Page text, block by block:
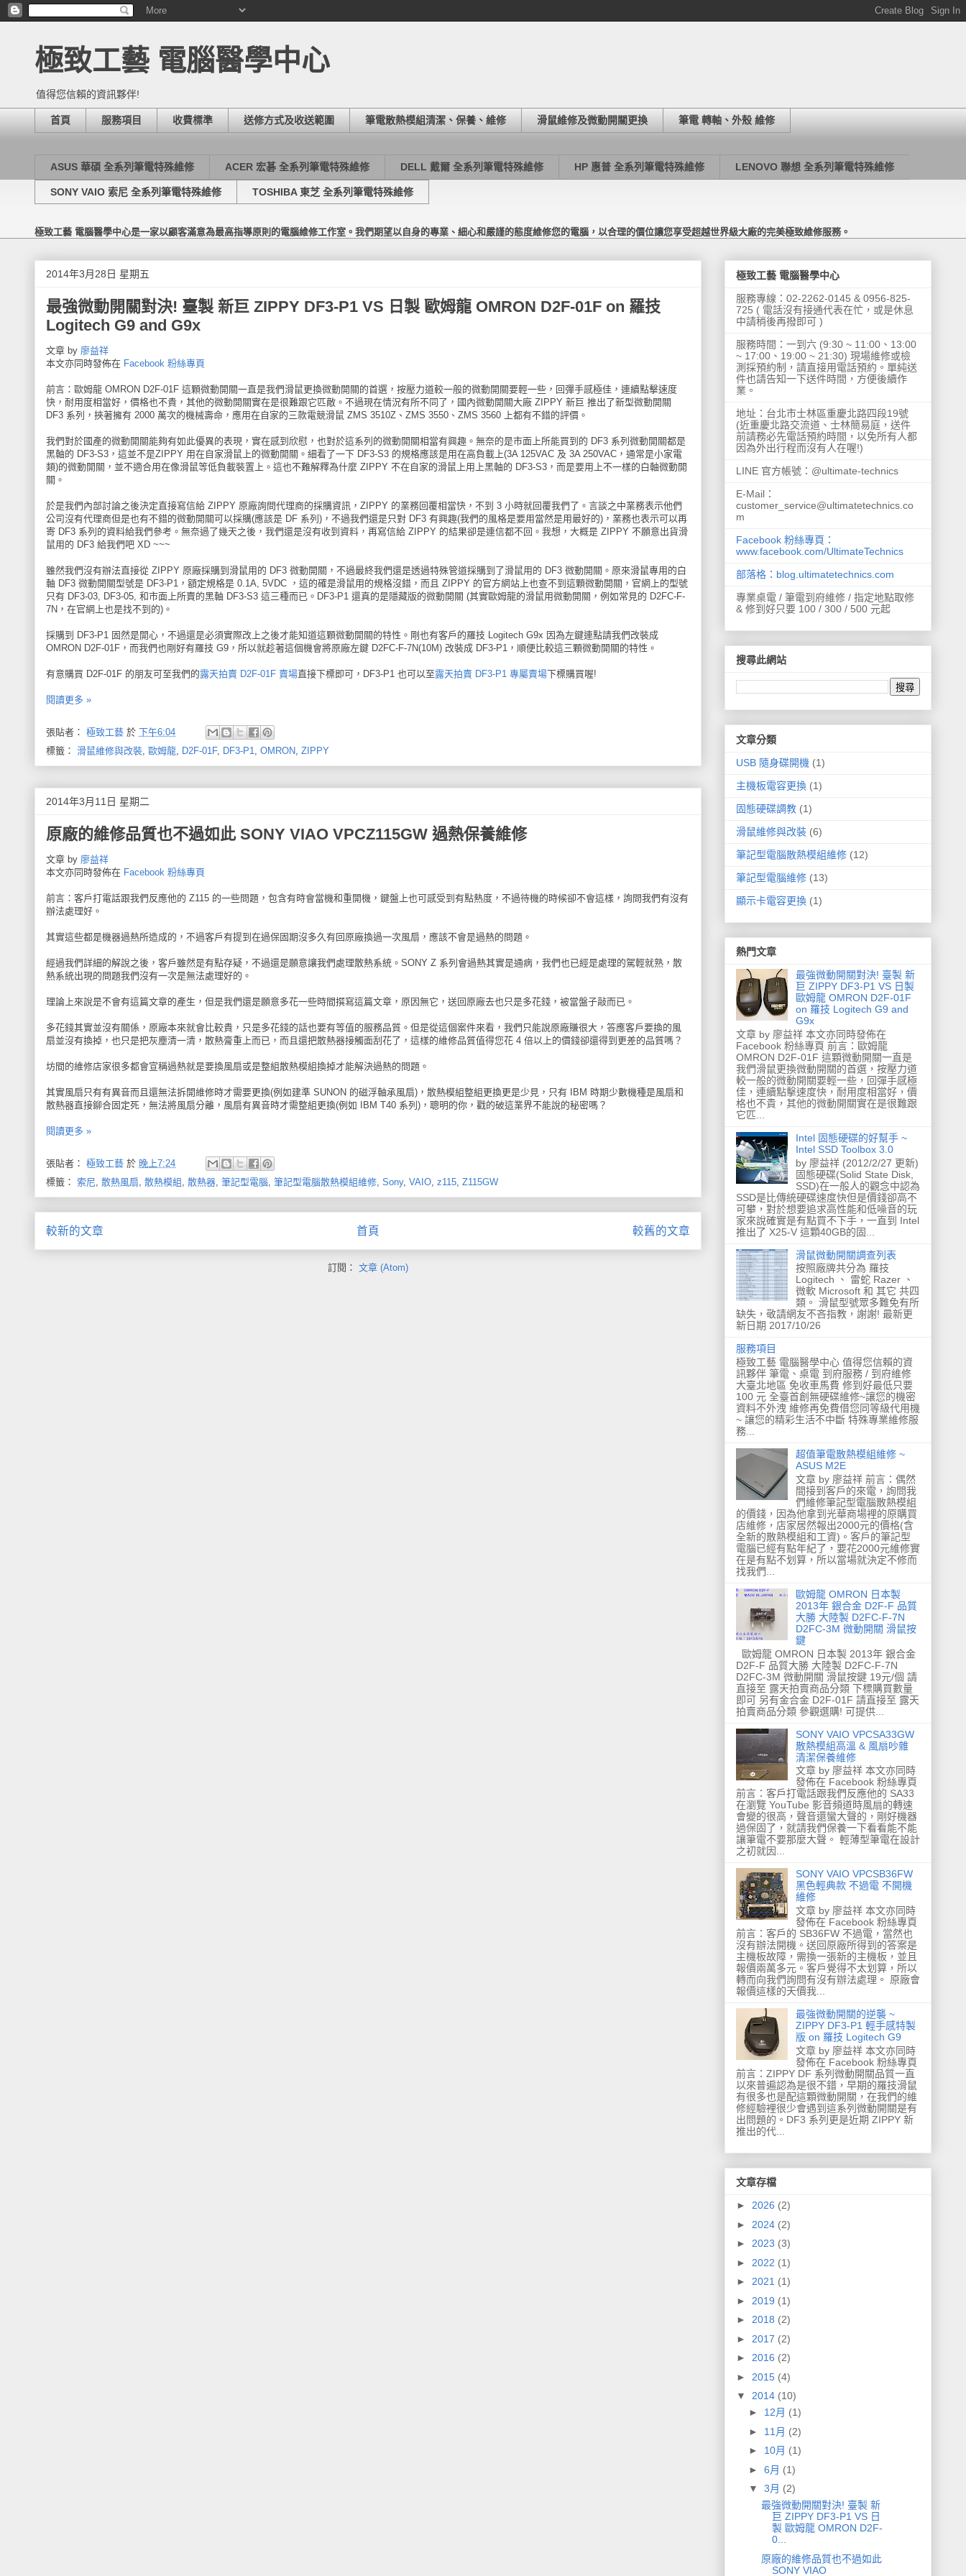
極致工藝 電腦醫學中心
值得您信賴的資訊夥伴!
首頁 服務項目 收費標準 送修方式及收送範圍 筆電散熱模組清潔、保養、維修 滑鼠維修及微動開關更換 筆電 轉軸、外殼 維修
ASUS 華碩 全系列筆電特殊維修 ACER 宏碁 全系列筆電特殊維修 DELL 戴爾 全系列筆電特殊維修 HP 惠普 全系列筆電特殊維修 LENOVO 聯想 全系列筆電特殊維修
SONY VAIO 索尼 全系列筆電特殊維修 TOSHIBA 東芝 全系列筆電特殊維修
極致工藝 電腦醫學中心是一家以顧客滿意為最高指導原則的電腦維修工作室。我們期望以自身的專業、細心和嚴謹的態度維修您的電腦，以合理的價位讓您享受超越世界級大廠的完美極致維修服務。
2014年3月28日 星期五
最強微動開關對決! 臺製 新巨 ZIPPY DF3-P1 VS 日製 歐姆龍 OMRON D2F-01F on 羅技
Logitech G9 and G9x
文章 by 廖益祥
本文亦同時發佈在 Facebook 粉絲專頁
前言：歐姆龍 OMRON D2F-01F 這顆微動開關一直是我們滑鼠更換微動開關的首選，按壓力道較一般的微動開關要輕一些，回彈手感極佳，連續點擊速度
快，耐用度相當好，價格也不貴，其他的微動開關實在是很難跟它匹敵。不過現在情況有所不同了，國內微動開關大廠 ZIPPY 新巨 推出了新型微動開關
DF3 系列，挾著擁有 2000 萬次的機械壽命，應用在自家的三款電競滑鼠 ZMS 3510Z、ZMS 3550、ZMS 3560 上都有不錯的評價。
我們對於國產的微動開關能夠有如此優異的表現，實在感到欣慰，也對於這系列的微動開關相當有興趣。無奈的是市面上所能買到的 DF3 系列微動開關都是
黑軸的 DF3-S3，這並不是ZIPPY 用在自家滑鼠上的微動開關。細看了一下 DF3-S3 的規格應該是用在高負載上(3A 125VAC 及 3A 250VAC，通常是小家電
類)的微動開關，並不適合用在像滑鼠等低負載裝置上。這也不難解釋為什麼 ZIPPY 不在自家的滑鼠上用上黑軸的 DF3-S3，而是要用上不一樣的白軸微動開
關。
於是我們內部討論之後決定直接寫信給 ZIPPY 原廠詢問代理商的採購資訊，ZIPPY 的業務回覆相當快，不到 3 小時就回覆我們了。言談之中業務表示他們
公司沒有代理商但是也有不錯的微動開關可以採購(應該是 DF 系列)，不過我們還是只對 DF3 有興趣(我們的風格是要用當然是用最好的)，業務也表示可以再
寄 DF3 系列的資料給我們參考。無奈過了幾天之後，我們還是沒有收到資料，再寫信給 ZIPPY 的結果卻是連信都不回。我想，大概是 ZIPPY 不願意出貨滑
鼠用的 DF3 給我們吧 XD ~~~
雖然我們沒有辦法直接從 ZIPPY 原廠採購到滑鼠用的 DF3 微動開關，不過最終我們還是透過特殊管道採購到了滑鼠用的 DF3 微動開關。原來滑鼠專用的白
軸 DF3 微動開關型號是 DF3-P1，額定規格是 0.1A, 5VDC ，這的確是滑鼠用的規格沒錯，而且 ZIPPY 的官方網站上也查不到這顆微動開關，官網上的型號
只有 DF3-03, DF3-05, 和市面上所賣的黑軸 DF3-S3 這三種而已。DF3-P1 還真的是隱藏版的微動開關 (其實歐姆龍的滑鼠用微動開關，例如常見的 D2FC-F-
7N，在官網上也是找不到的)。
採購到 DF3-P1 固然是開心，不過還是必須實際改上之後才能知道這顆微動開關的特性。剛也有客戶的羅技 Logitech G9x 因為左鍵連點請我們改裝成
OMRON D2F-01F，而我們也剛好有羅技 G9，所以就趁著這個機會將原廠左鍵 D2FC-F-7N(10M) 改裝成 DF3-P1，順便比較這三顆微動開關的特性。
有意購買 D2F-01F 的朋友可至我們的露天拍賣 D2F-01F 賣場直接下標即可，DF3-P1 也可以至露天拍賣 DF3-P1 專屬賣場下標購買喔!
閱讀更多 »
張貼者： 極致工藝 於 下午6:04
標籤： 滑鼠維修與改裝, 歐姆龍, D2F-01F, DF3-P1, OMRON, ZIPPY
2014年3月11日 星期二
原廠的維修品質也不過如此 SONY VIAO VPCZ115GW 過熱保養維修
文章 by 廖益祥
本文亦同時發佈在 Facebook 粉絲專頁
前言：客戶打電話跟我們反應他的 Z115 的一些問題，包含有時會當機和重開機，鍵盤上也可感受到有點熱度，不過待機的時候卻不會這樣，詢問我們有沒有
辦法處理好。
其實這些都是機器過熱所造成的，不過客戶有提到在過保固期沒多久有回原廠換過一次風扇，應該不會是過熱的問題。
經過我們詳細的解說之後，客戶雖然是有點存疑，不過還是願意讓我們處理散熱系統。SONY Z 系列會過熱其實是通病，我們也已經是處理的駕輕就熟，散
熱系統出現的問題我們沒有一次是無法處理好的。
理論上來說是不會有這篇文章的產生，但是我們還是願意多花一些時間撰寫這篇文章，原因無它，送回原廠去也只是多花錢，被當盤子敲而已。
多花錢其實並沒有關係，原廠本來就會比較貴，只是多花錢的話也要有等值的服務品質。但是從這個案件來看，我們只能說原廠賺很大，答應客戶要換的風
扇並沒有換掉，也只是把灰塵清一清，散熱膏重上而已，而且還把散熱器接觸面刮花了，這樣的維修品質值得您花 4 倍以上的價錢卻還得到更差的品質嗎？
坊間的維修店家很多都會宣稱過熱就是要換風扇或是整組散熱模組換掉才能解決過熱的問題。
其實風扇只有有異音而且還無法拆開維修時才需要更換(例如建準 SUNON 的磁浮軸承風扇)，散熱模組整組更換更是少見，只有 IBM 時期少數機種是風扇和
散熱器直接鉚合固定死，無法將風扇分離，風扇有異音時才需整組更換(例如 IBM T40 系列)，聰明的你，戳的破這業界不能說的秘密嗎？
閱讀更多 »
張貼者： 極致工藝 於 晚上7:24
標籤： 索尼, 散熱風扇, 散熱模組 , 散熱器, 筆記型電腦, 筆記型電腦散熱模組維修, Sony, VAIO, z115, Z115GW
較新的文章 較舊的文章
首頁
訂閱： 文章 (Atom)
極致工藝 電腦醫學中心
服務專線：02-2262-0145 & 0956-825-
725 ( 電話沒有接通代表在忙，或是休息
中請稍後再撥即可 )
服務時間：一到六 (9:30 ~ 11:00、13:00
~ 17:00、19:00 ~ 21:30) 現場維修或檢
測採預約制，請直接用電話預約。單純送
件也請告知一下送件時間，方便後續作
業。
地址：台北市士林區重慶北路四段19號
(近重慶北路交流道、士林簡易庭，送件
前請務必先電話預約時間，以免所有人都
因為外出行程而沒有人在喔!)
LINE 官方帳號：@ultimate-technics
E-Mail：
customer_service@ultimatetechnics.co
m
Facebook 粉絲專頁：
www.facebook.com/UltimateTechnics
部落格：blog.ultimatetechnics.com
專業桌電 / 筆電到府維修 / 指定地點取修
& 修到好只要 100 / 300 / 500 元起
搜尋此網站
文章分類
USB 隨身碟開機 (1)
主機板電容更換 (1)
固態硬碟調教 (1)
滑鼠維修與改裝 (6)
筆記型電腦散熱模組維修 (12)
筆記型電腦維修 (13)
顯示卡電容更換 (1)
熱門文章
最強微動開關對決! 臺製 新
巨 ZIPPY DF3-P1 VS 日製
歐姆龍 OMRON D2F-01F
on 羅技 Logitech G9 and
G9x
文章 by 廖益祥 本文亦同時發佈在
Facebook 粉絲專頁 前言：歐姆龍
OMRON D2F-01F 這顆微動開關一直是
我們滑鼠更換微動開關的首選，按壓力道
較一般的微動開關要輕一些，回彈手感極
佳，連續點擊速度快，耐用度相當好，價
格也不貴，其他的微動開關實在是很難跟
它匹...
Intel 固態硬碟的好幫手 ~
Intel SSD Toolbox 3.0
by 廖益祥 (2012/2/27 更新)
固態硬碟(Solid State Disk,
SSD)在一般人的觀念中認為
SSD是比傳統硬碟速度快但是價錢卻高不
可攀，對於想要追求高性能和低噪音的玩
家來說確實是有點買不下手，一直到 Intel
推出了 X25-V 這顆40GB的固...
滑鼠微動開關調查列表
按照廠牌共分為 羅技
Logitech 、 雷蛇 Razer 、
微軟 Microsoft 和 其它 共四
類。 滑鼠型號眾多難免有所
缺失，敬請網友不吝指教，謝謝! 最新更
新日期 2017/10/26
服務項目
極致工藝 電腦醫學中心 值得您信賴的資
訊夥伴 筆電、桌電 到府服務 / 到府維修
大臺北地區 免收車馬費 修到好最低只要
100 元 全臺首創無硬碟維修~讓您的機密
資料不外洩 維修再免費借您同等級代用機
~ 讓您的精彩生活不中斷 特殊專業維修服
務...
超值筆電散熱模組維修 ~
ASUS M2E
文章 by 廖益祥 前言：偶然
間接到客戶的來電，詢問我
們維修筆記型電腦散熱模組
的價錢，因為他拿到光華商場裡的原購買
店維修，店家居然報出2000元的價格(含
全新的散熱模組和工資)。客戶的筆記型
電腦已經有點年紀了，要花2000元維修實
在是有點不划算，所以當場就決定不修而
找我們...
歐姆龍 OMRON 日本製
2013年 銀合金 D2F-F 品質
大勝 大陸製 D2FC-F-7N
D2FC-3M 微動開關 滑鼠按
鍵
歐姆龍 OMRON 日本製 2013年 銀合金
D2F-F 品質大勝 大陸製 D2FC-F-7N
D2FC-3M 微動開關 滑鼠按鍵 19元/個 請
直接至 露天拍賣商品分類 下標購買數量
即可 另有金合金 D2F-01F 請直接至 露天
拍賣商品分類 參觀選購! 可提供...
SONY VAIO VPCSA33GW
散熱模組高溫 & 風扇吵雜
清潔保養維修
文章 by 廖益祥 本文亦同時
發佈在 Facebook 粉絲專頁
前言：客戶打電話跟我們反應他的 SA33
在瀏覽 YouTube 影音頻道時風扇的轉速
會變的很高，聲音還蠻大聲的，剛好機器
過保固了，就請我們保養一下看看能不能
讓筆電不要那麼大聲。 輕薄型筆電在設計
之初就因...
SONY VAIO VPCSB36FW
黑色輕典款 不過電 不開機
維修
文章 by 廖益祥 本文亦同時
發佈在 Facebook 粉絲專頁
前言：客戶的 SB36FW 不過電，當然也
沒有辦法開機。送回原廠所得到的答案是
主機板故障，需換一張新的主機板，並且
報價兩萬多元。客戶覺得不太划算，所以
轉而向我們詢問有沒有辦法處理。 原廠會
報價這樣的天價我...
最強微動開關的逆襲 ~
ZIPPY DF3-P1 輕手感特製
版 on 羅技 Logitech G9
文章 by 廖益祥 本文亦同時
發佈在 Facebook 粉絲專頁
前言：ZIPPY DF 系列微動開關品質一直
以來普遍認為是很不錯，早期的羅技滑鼠
有很多也是配這顆微動開關，在我們的維
修經驗裡很少會遇到這系列微動開關是有
出問題的。DF3 系列更是近期 ZIPPY 新
推出的代...
文章存檔
► 2026 (2)
► 2024 (2)
► 2023 (3)
► 2022 (1)
► 2021 (1)
► 2019 (1)
► 2018 (2)
► 2017 (2)
► 2016 (2)
► 2015 (4)
▼ 2014 (10)
► 12月 (1)
► 11月 (2)
► 10月 (1)
► 6月 (1)
▼ 3月 (2)
最強微動開關對決! 臺製 新
巨 ZIPPY DF3-P1 VS 日
製 歐姆龍 OMRON D2F-
0...
原廠的維修品質也不過如此
SONY VIAO